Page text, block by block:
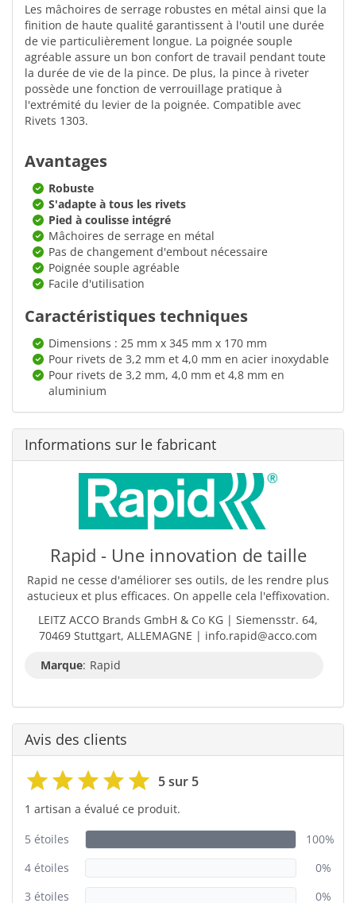
Les mâchoires de serrage robustes en métal ainsi que la
finition de haute qualité garantissent à l'outil une durée
de vie particulièrement longue. La poignée souple
agréable assure un bon confort de travail pendant toute
la durée de vie de la pince. De plus, la pince à riveter
possède une fonction de verrouillage pratique à
l'extrémité du levier de la poignée. Compatible avec
Rivets 1303.
Avantages
Robuste
S'adapte à tous les rivets
Pied à coulisse intégré
Mâchoires de serrage en métal
Pas de changement d'embout nécessaire
Poignée souple agréable
Facile d'utilisation
Caractéristiques techniques
Dimensions : 25 mm x 345 mm x 170 mm
Pour rivets de 3,2 mm et 4,0 mm en acier inoxydable
Pour rivets de 3,2 mm, 4,0 mm et 4,8 mm en
aluminium
Informations sur le fabricant
Rapid - Une innovation de taille
Rapid ne cesse d'améliorer ses outils, de les rendre plus
astucieux et plus efficaces. On appelle cela l'effixovation.
LEITZ ACCO Brands GmbH & Co KG | Siemensstr. 64,
70469 Stuttgart, ALLEMAGNE | info.rapid@acco.com
Marque: Rapid
Avis des clients
5 sur 5
1 artisan a évalué ce produit.
5 étoiles
100%
4 étoiles
0%
3 étoiles
0%